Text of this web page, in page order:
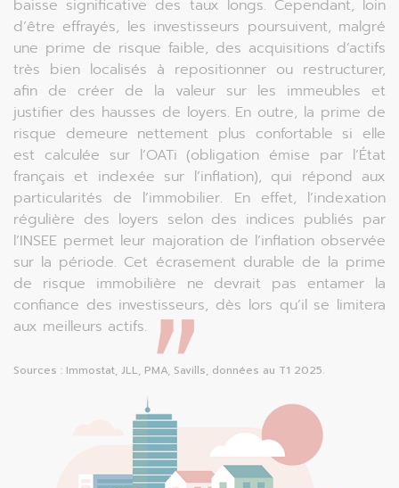
baisse significative des taux longs. Cependant, loin
d’être effrayés, les investisseurs poursuivent, malgré
une prime de risque faible, des acquisitions d’actifs
très bien localisés à repositionner ou restructurer,
afin de créer de la valeur sur les immeubles et
justifier des hausses de loyers. En outre, la prime de
risque demeure nettement plus confortable si elle
est calculée sur l’OATi (obligation émise par l’État
français et indexée sur l’inflation), qui répond aux
particularités de l’immobilier. En effet, l’indexation
régulière des loyers selon des indices publiés par
l’INSEE permet leur majoration de l’inflation observée
sur la période. Cet écrasement durable de la prime
de risque immobilière ne devrait pas entamer la
confiance des investisseurs, dès lors qu’il se limitera
aux meilleurs actifs.
Sources : Immostat, JLL, PMA, Savills, données au T1 2025.